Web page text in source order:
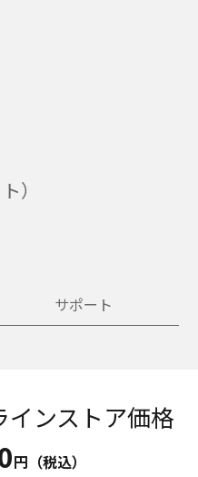
）
サポート
インストア価格
円（税込）